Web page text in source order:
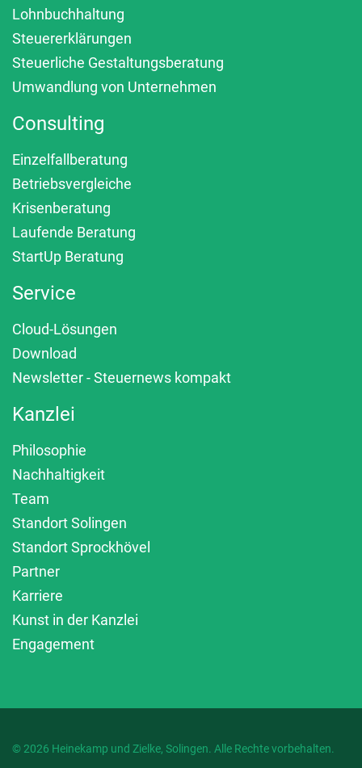
Lohnbuchhaltung
Steuererklärungen
Steuerliche Gestaltungsberatung
Umwandlung von Unternehmen
Consulting
Einzelfallberatung
Betriebsvergleiche
Krisenberatung
Laufende Beratung
StartUp Beratung
Service
Cloud-Lösungen
Download
Newsletter - Steuernews kompakt
Kanzlei
Philosophie
Nachhaltigkeit
Team
Standort Solingen
Standort Sprockhövel
Partner
Karriere
Kunst in der Kanzlei
Engagement
© 2026 Heinekamp und Zielke, Solingen. Alle Rechte vorbehalten.